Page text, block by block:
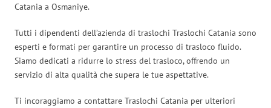
Catania a Osmaniye.
Tutti i dipendenti dell’azienda di traslochi Traslochi Catania sono
esperti e formati per garantire un processo di trasloco fluido.
Siamo dedicati a ridurre lo stress del trasloco, offrendo un
servizio di alta qualità che supera le tue aspettative.
Ti incoraggiamo a contattare Traslochi Catania per ulteriori